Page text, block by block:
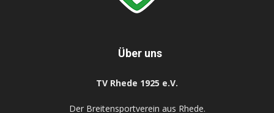
Über uns
TV Rhede 1925 e.V.
Der Breitensportverein aus Rhede.